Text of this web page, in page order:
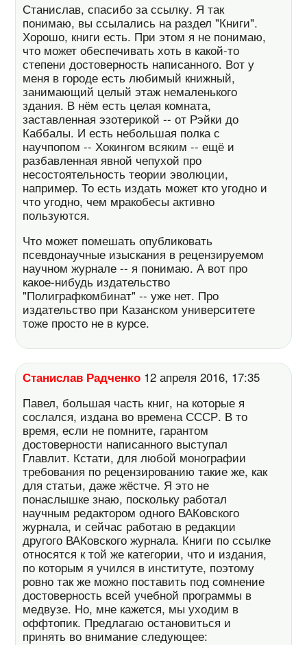
Станислав, спасибо за ссылку. Я так
понимаю, вы ссылались на раздел "Книги".
Хорошо, книги есть. При этом я не понимаю,
что может обеспечивать хоть в какой-то
степени достоверность написанного. Вот у
меня в городе есть любимый книжный,
занимающий целый этаж немаленького
здания. В нём есть целая комната,
заставленная эзотерикой -- от Рэйки до
Каббалы. И есть небольшая полка с
научпопом -- Хокингом всяким -- ещё и
разбавленная явной чепухой про
несостоятельность теории эволюции,
например. То есть издать может кто угодно и
что угодно, чем мракобесы активно
пользуются.
Что может помешать опубликовать
псевдонаучные изыскания в рецензируемом
научном журнале -- я понимаю. А вот про
какое-нибудь издательство
"Полиграфкомбинат" -- уже нет. Про
издательство при Казанском университете
тоже просто не в курсе.
Станислав Радченко 12 апреля 2016, 17:35
Павел, большая часть книг, на которые я
сослался, издана во времена СССР. В то
время, если не помните, гарантом
достоверности написанного выступал
Главлит. Кстати, для любой монографии
требования по рецензированию такие же, как
для статьи, даже жёстче. Я это не
понаслышке знаю, поскольку работал
научным редактором одного ВАКовского
журнала, и сейчас работаю в редакции
другого ВАКовского журнала. Книги по ссылке
относятся к той же категории, что и издания,
по которым я учился в институте, поэтому
ровно так же можно поставить под сомнение
достоверность всей учебной программы в
медвузе. Но, мне кажется, мы уходим в
оффтопик. Предлагаю остановиться и
принять во внимание следующее: